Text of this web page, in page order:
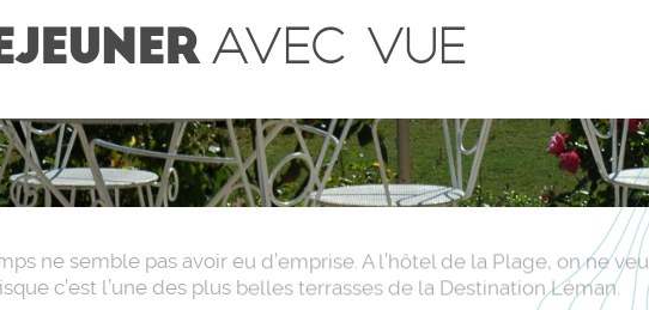
AVEC VUE
ne semble pas avoir eu d’emprise. A l’hôtel de la Plage, on ne
c’est l’une des plus belles terrasses de la Destination Léman.